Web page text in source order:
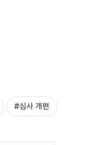
#심사 개편